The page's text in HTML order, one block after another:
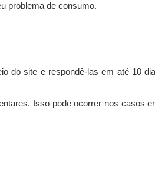
problema de consumo.
do site e respondê-las em até 10
Isso pode ocorrer nos casos